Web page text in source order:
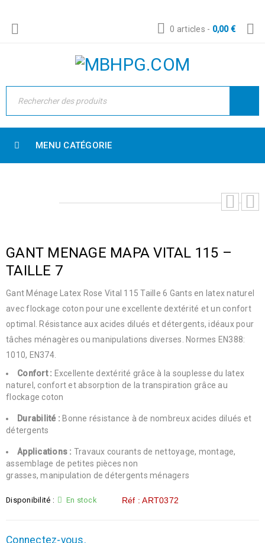
0 articles - 0,00€
MENU CATÉGORIE
GANT MENAGE MAPA VITAL 115 –
TAILLE 7
Gant Ménage Latex Rose Vital 115 Taille 6 Gants en latex naturel
avec flockage coton pour une excellente dextérité et un confort
optimal. Résistance aux acides dilués et détergents, idéaux pour
tâches ménagères ou manipulations diverses. Normes EN388:
1010, EN374.
Confort : Excellente dextérité grâce à la souplesse du latex
naturel, confort et absorption de la transpiration grâce au
flockage coton
Durabilité : Bonne résistance à de nombreux acides dilués et
détergents
Applications : Travaux courants de nettoyage, montage,
assemblage de petites pièces non
grasses, manipulation de détergents ménagers
Disponibilité : En stock Réf : ART0372
Connectez-vous.